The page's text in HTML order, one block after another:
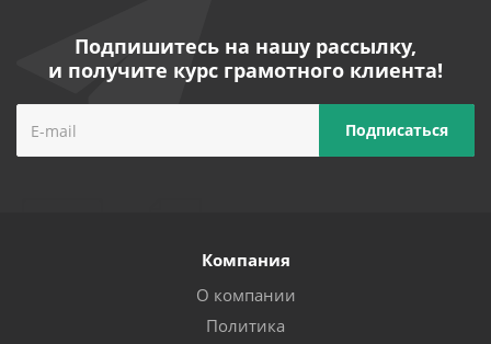
Подпишитесь на нашу рассылку,
и получите курс грамотного клиента!
Компания
О компании
Политика